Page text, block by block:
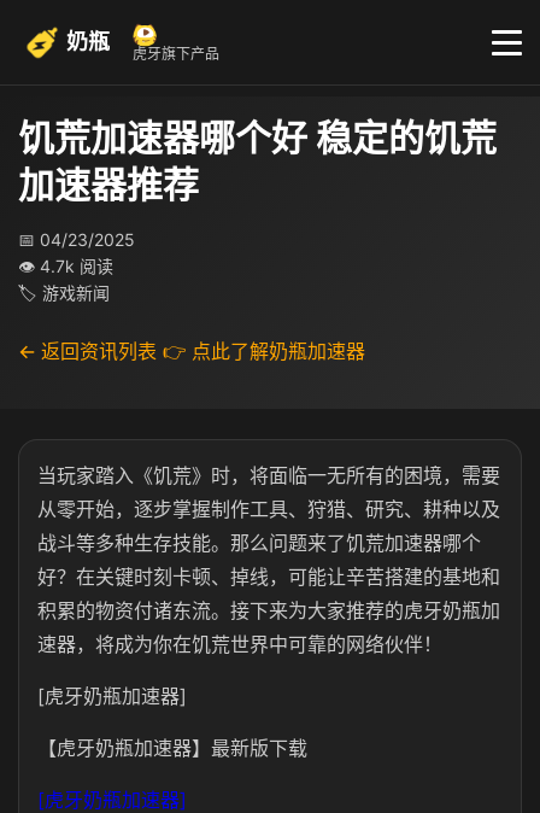
奶瓶 虎牙旗下产品
饥荒加速器哪个好 稳定的饥荒
加速器推荐
📅 04/23/2025
👁 4.7k 阅读
🏷 游戏新闻
← 返回资讯列表 👉 点此了解奶瓶加速器
当玩家踏入《饥荒》时，将面临一无所有的困境，需要
从零开始，逐步掌握制作工具、狩猎、研究、耕种以及
战斗等多种生存技能。那么问题来了饥荒加速器哪个
好？在关键时刻卡顿、掉线，可能让辛苦搭建的基地和
积累的物资付诸东流。接下来为大家推荐的虎牙奶瓶加
速器，将成为你在饥荒世界中可靠的网络伙伴！
[虎牙奶瓶加速器]
【虎牙奶瓶加速器】最新版下载
[虎牙奶瓶加速器]